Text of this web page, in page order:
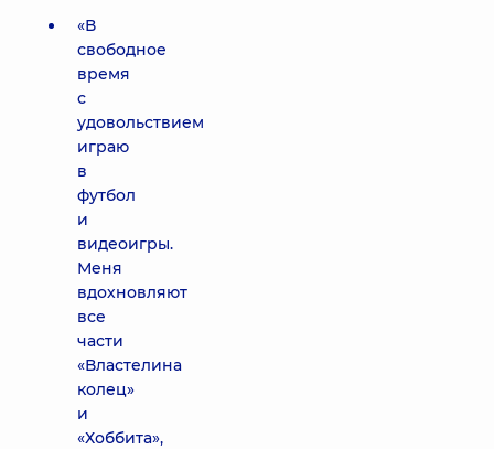
«В
свободное
время
с
удовольствием
играю
в
футбол
и
видеоигры.
Меня
вдохновляют
все
части
«Властелина
колец»
и
«Хоббита»,